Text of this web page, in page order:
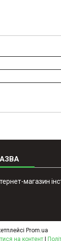
магазин
Prom.ua
на контент